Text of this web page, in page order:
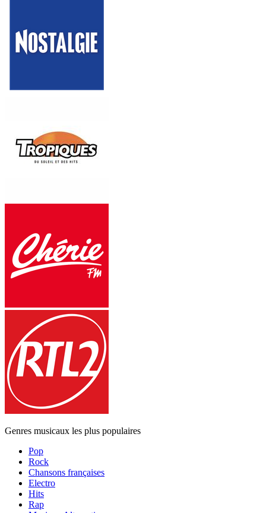
Genres musicaux les plus populaires
Pop
Rock
Chansons françaises
Electro
Hits
Rap